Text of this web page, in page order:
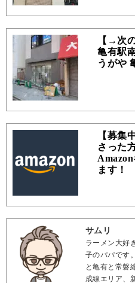
【→次
亀有駅
うがや
【募集
さった
ます！
サムリ
ラーメン大好
子のパパです
と亀有と常磐
成線エリア、